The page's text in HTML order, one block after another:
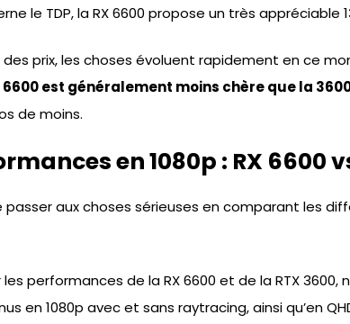
le TDP, la RX 6600 propose un très appréciable
des prix, les choses évoluent rapidement en ce
6600 est généralement moins chère que la
de moins.
en 1080p : RX 6600
aux choses sérieuses en comparant les
performances de la RX 6600 et de la RTX
en 1080p avec et sans raytracing, ainsi qu’en